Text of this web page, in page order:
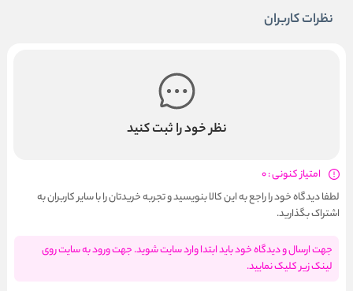
نظرات کاربران
نظر خود را ثبت کنید
امتیاز کنونی : 0
لطفا دیدگاه خود را راجع به این کالا بنویسید و تجربه خریدتان را با سایر کاربران به
اشتراک بگذارید.
جهت ارسال و دیدگاه خود باید ابتدا وارد سایت شوید. جهت ورود به سایت روی
لینک زیر کلیک نمایید.